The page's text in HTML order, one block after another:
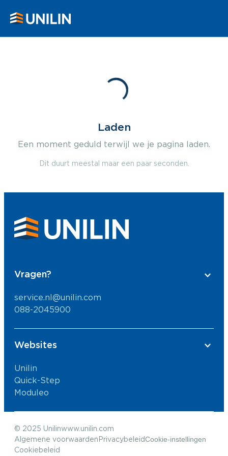
Laden
Een moment geduld terwijl we je pagina laden.
Dit duurt meestal maar een paar seconden.
Vragen?
service.nl@unilin.com
088-2045900
Websites
Unilin
Quick-Step
Moduleo
© 2025 Unilinwww.unilin.com
Algemene voorwaarden PrivacybeleidCookie-instellingen
Cookiebeleid